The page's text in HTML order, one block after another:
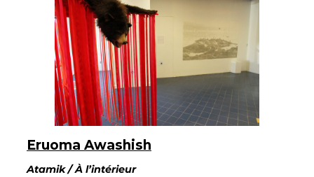
Eruoma Awashish
Atamik / À l’intérieur